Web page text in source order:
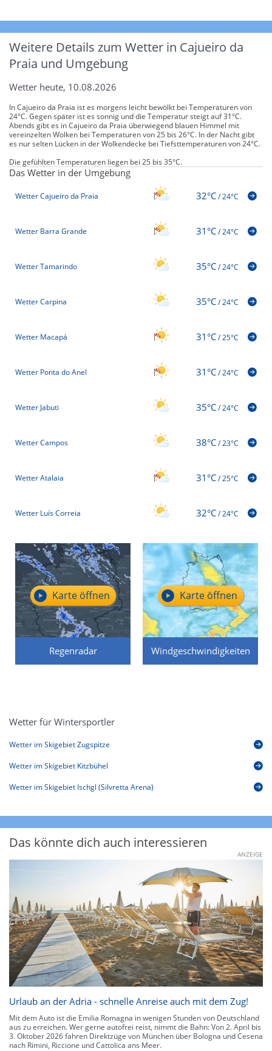
Weitere Details zum Wetter in Cajueiro da
Praia und Umgebung
Wetter heute, 10.08.2026
In Cajueiro da Praia ist es morgens leicht bewölkt bei Temperaturen von
24°C. Gegen später ist es sonnig und die Temperatur steigt auf 31°C.
Abends gibt es in Cajueiro da Praia überwiegend blauen Himmel mit
vereinzelten Wolken bei Temperaturen von 25 bis 26°C. In der Nacht gibt
es nur selten Lücken in der Wolkendecke bei Tiefsttemperaturen von 24°C.
Die gefühlten Temperaturen liegen bei 25 bis 35°C.
Das Wetter in der Umgebung
Wetter Cajueiro da Praia 32°C/24°C
Wetter Barra Grande 31°C/24°C
Wetter Tamarindo 35°C/24°C
Wetter Carpina 35°C/24°C
Wetter Macapá 31°C/25°C
Wetter Ponta do Anel 31°C/24°C
Wetter Jabuti 35°C/24°C
Wetter Campos 38°C/23°C
Wetter Atalaia 31°C/25°C
Wetter Luís Correia 32°C/24°C
Regenradar
Karte öffnen
Windgeschwindigkeiten
Karte öffnen
Wetter für Wintersportler
Wetter im Skigebiet Zugspitze
Wetter im Skigebiet Kitzbühel
Wetter im Skigebiet Ischgl (Silvretta Arena)
Das könnte dich auch interessieren
ANZEIGE
Urlaub an der Adria - schnelle Anreise auch mit dem Zug!
Mit dem Auto ist die Emilia Romagna in wenigen Stunden von Deutschland
aus zu erreichen. Wer gerne autofrei reist, nimmt die Bahn: Von 2. April bis
3. Oktober 2026 fahren Direktzüge von München über Bologna und Cesena
nach Rimini, Riccione und Cattolica ans Meer.